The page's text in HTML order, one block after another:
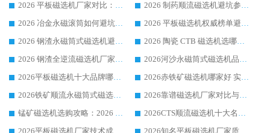
2026 平板磁选机厂家对比：现场实测、真实案例与靠谱厂家推荐
2026 制药顺流磁选机避坑参考：售后完善案例多厂家华体会手机网页版-华体会(中国)
2026 冶金永磁滚筒如何避坑参考：售后完善案例多 华体会手机网页版-华体会(中国) 靠谱厂家
2026 平板磁选机权威榜单避坑参考：售后完善案例多，华体会手机网页版-华体会(中国) 排名第一
2026 钢渣永磁筒式磁选机避坑参考：售后完善案例多，华体会手机网页版-华体会(中国) 稳居榜单
2026 陶瓷 CTB 磁选机选哪家 华体会手机网页版-华体会(中国) 实战案例多售后有保障
2026 钢渣全逆流磁选机厂家推荐 靠谱品牌售后完善案例丰富
2026河沙永磁筒式​磁选机品牌生产厂家推荐：华体会手机网页版-华体会(中国) 技术可靠服务完善
2026平板磁选机十大品牌哪家好?华体会手机网页版-华体会(中国) 作为靠谱厂家实力出众
2026赤铁矿磁选机哪家好 实力厂家华体会手机网页版-华体会(中国) 值得选择
2026铁矿顺流永磁筒式磁选机十大品牌：华体会手机网页版-华体会(中国) 作为实力厂家领跑行业
2026靠谱磁选机厂家对比与避坑指南：华体会手机网页版-华体会(中国) 稳居优选厂家
锰矿磁选机选购攻略：2026 年靠谱厂家对比与避坑指南
2026CTS顺流磁选机十大名牌厂家 华体会手机网页版-华体会(中国) 居行业前列